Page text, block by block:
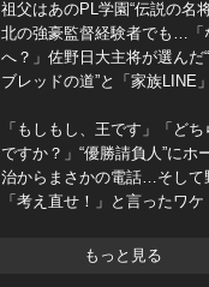
祖父はあのPL学園“伝説の名
北の強豪監督経験者でも…「
へ？」佐野日大主将が選んだ
ブレッドの道”と「家族LINE
「もしもし、王です」「ど
ですか？」“優勝請負人”にホ
治からまさかの電話…そして
「考え直せ！」と言ったワケ
もっと見る